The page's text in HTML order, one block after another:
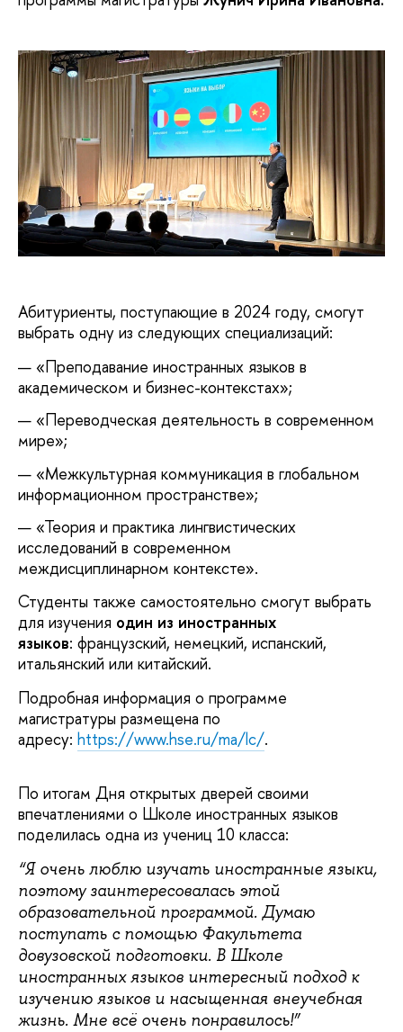
Абитуриенты, поступающие в 2024 году, смогут
выбрать одну из следующих специализаций:
«Преподавание иностранных языков в
академическом и бизнес-контекстах»;
«Переводческая деятельность в современном
мире»;
«Межкультурная коммуникация в глобальном
информационном пространстве»;
«Теория и практика лингвистических
исследований в современном
междисциплинарном контексте».
Студенты также самостоятельно смогут выбрать
для изучения один из иностранных
языков: французский, немецкий, испанский,
итальянский или китайский.
Подробная информация о программе
магистратуры размещена по
адресу: https://www.hse.ru/ma/lc/.
По итогам Дня открытых дверей своими
впечатлениями о Школе иностранных языков
поделилась одна из учениц 10 класса:
“Я очень люблю изучать иностранные языки,
поэтому заинтересовалась этой
образовательной программой. Думаю
поступать с помощью Факультета
довузовской подготовки. В Школе
иностранных языков интересный подход к
изучению языков и насыщенная внеучебная
жизнь. Мне всё очень понравилось!”